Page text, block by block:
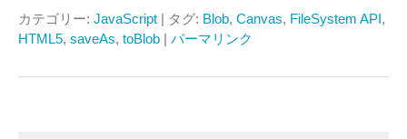
カテゴリー: JavaScript | タグ: Blob, Canvas, FileSystem API,
HTML5, saveAs, toBlob | パーマリンク